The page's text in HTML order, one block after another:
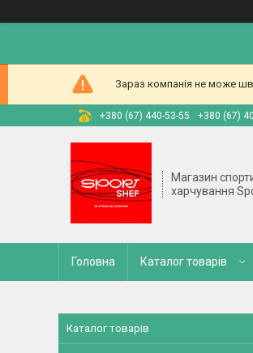
Зараз компанія не може
+380 (67) 440-53-55 +380 (67)
Магазин
харчування
Головна Каталог товарів
Каталог товарів